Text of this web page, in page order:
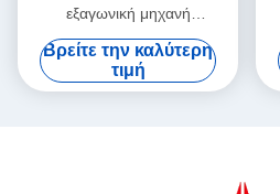
εξαγωνική μηχανή
συρματοπλέγματος JINLIDA
Gabion Mesh Machine
Manufacturer
Βρείτε την καλύτερη
τιμή